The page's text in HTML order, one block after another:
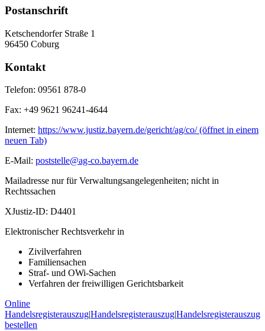
Postanschrift
Ketschendorfer Straße 1
96450 Coburg
Kontakt
Telefon: 09561 878-0
Fax: +49 9621 96241-4644
Internet: https://www.justiz.bayern.de/gericht/ag/co/(öffnet in einem
neuen Tab)
E-Mail: poststelle@ag-co.bayern.de
Mailadresse nur für Verwaltungsangelegenheiten; nicht in
Rechtssachen
XJustiz-ID: D4401
Elektronischer Rechtsverkehr in
Zivilverfahren
Familiensachen
Straf- und OWi-Sachen
Verfahren der freiwilligen Gerichtsbarkeit
Online
Handelsregisterauszug|Handelsregisterauszug|Handelsregisterauszug
bestellen